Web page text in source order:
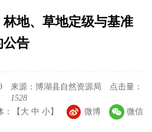
地、草地定级与基准
公告
来源：博湖县自然资源局
点击量：
1528
：【 大 中 小】 微博 微信